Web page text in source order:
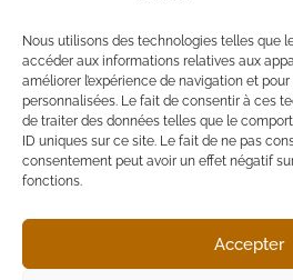
Nous utilisons des technologies telles que
accéder aux informations relatives aux
améliorer l’expérience de navigation et
personnalisées. Le fait de consentir à ces
de traiter des données telles que le
ID uniques sur ce site. Le fait de ne pas
consentement peut avoir un effet négatif
fonctions.
Accepter
events@ycm.org
(+377) 93.10.63.02